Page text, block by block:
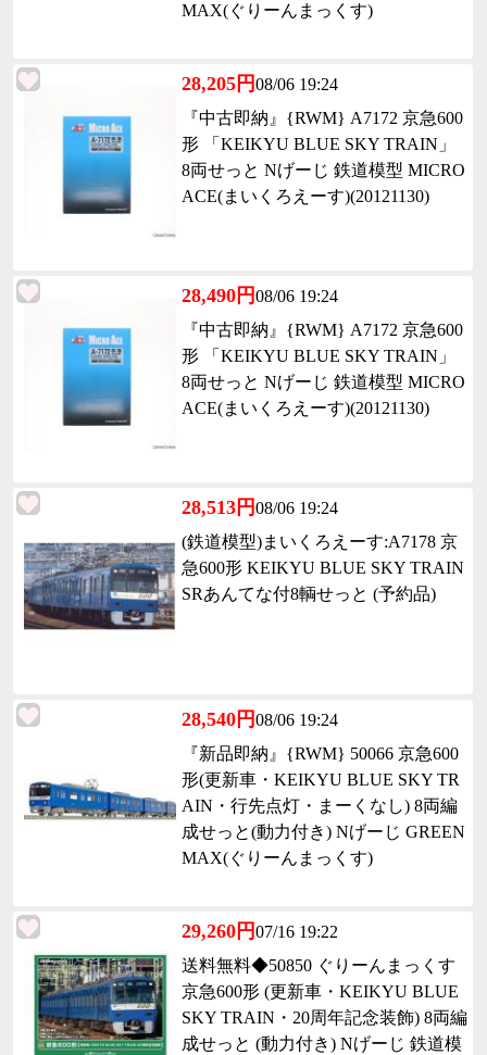
MAX(ぐりーんまっくす)
28,205円08/06 19:24
『中古即納』{RWM} A7172 京急600
形 「KEIKYU BLUE SKY TRAIN」
8両せっと Nげーじ 鉄道模型 MICRO
ACE(まいくろえーす)(20121130)
28,490円08/06 19:24
『中古即納』{RWM} A7172 京急600
形 「KEIKYU BLUE SKY TRAIN」
8両せっと Nげーじ 鉄道模型 MICRO
ACE(まいくろえーす)(20121130)
28,513円08/06 19:24
(鉄道模型)まいくろえーす:A7178 京
急600形 KEIKYU BLUE SKY TRAIN
SRあんてな付8輌せっと (予約品)
28,540円08/06 19:24
『新品即納』{RWM} 50066 京急600
形(更新車・KEIKYU BLUE SKY TR
AIN・行先点灯・まーくなし) 8両編
成せっと(動力付き) Nげーじ GREEN
MAX(ぐりーんまっくす)
29,260円07/16 19:22
送料無料◆50850 ぐりーんまっくす
京急600形 (更新車・KEIKYU BLUE
SKY TRAIN・20周年記念装飾) 8両編
成せっと (動力付き) Nげーじ 鉄道模